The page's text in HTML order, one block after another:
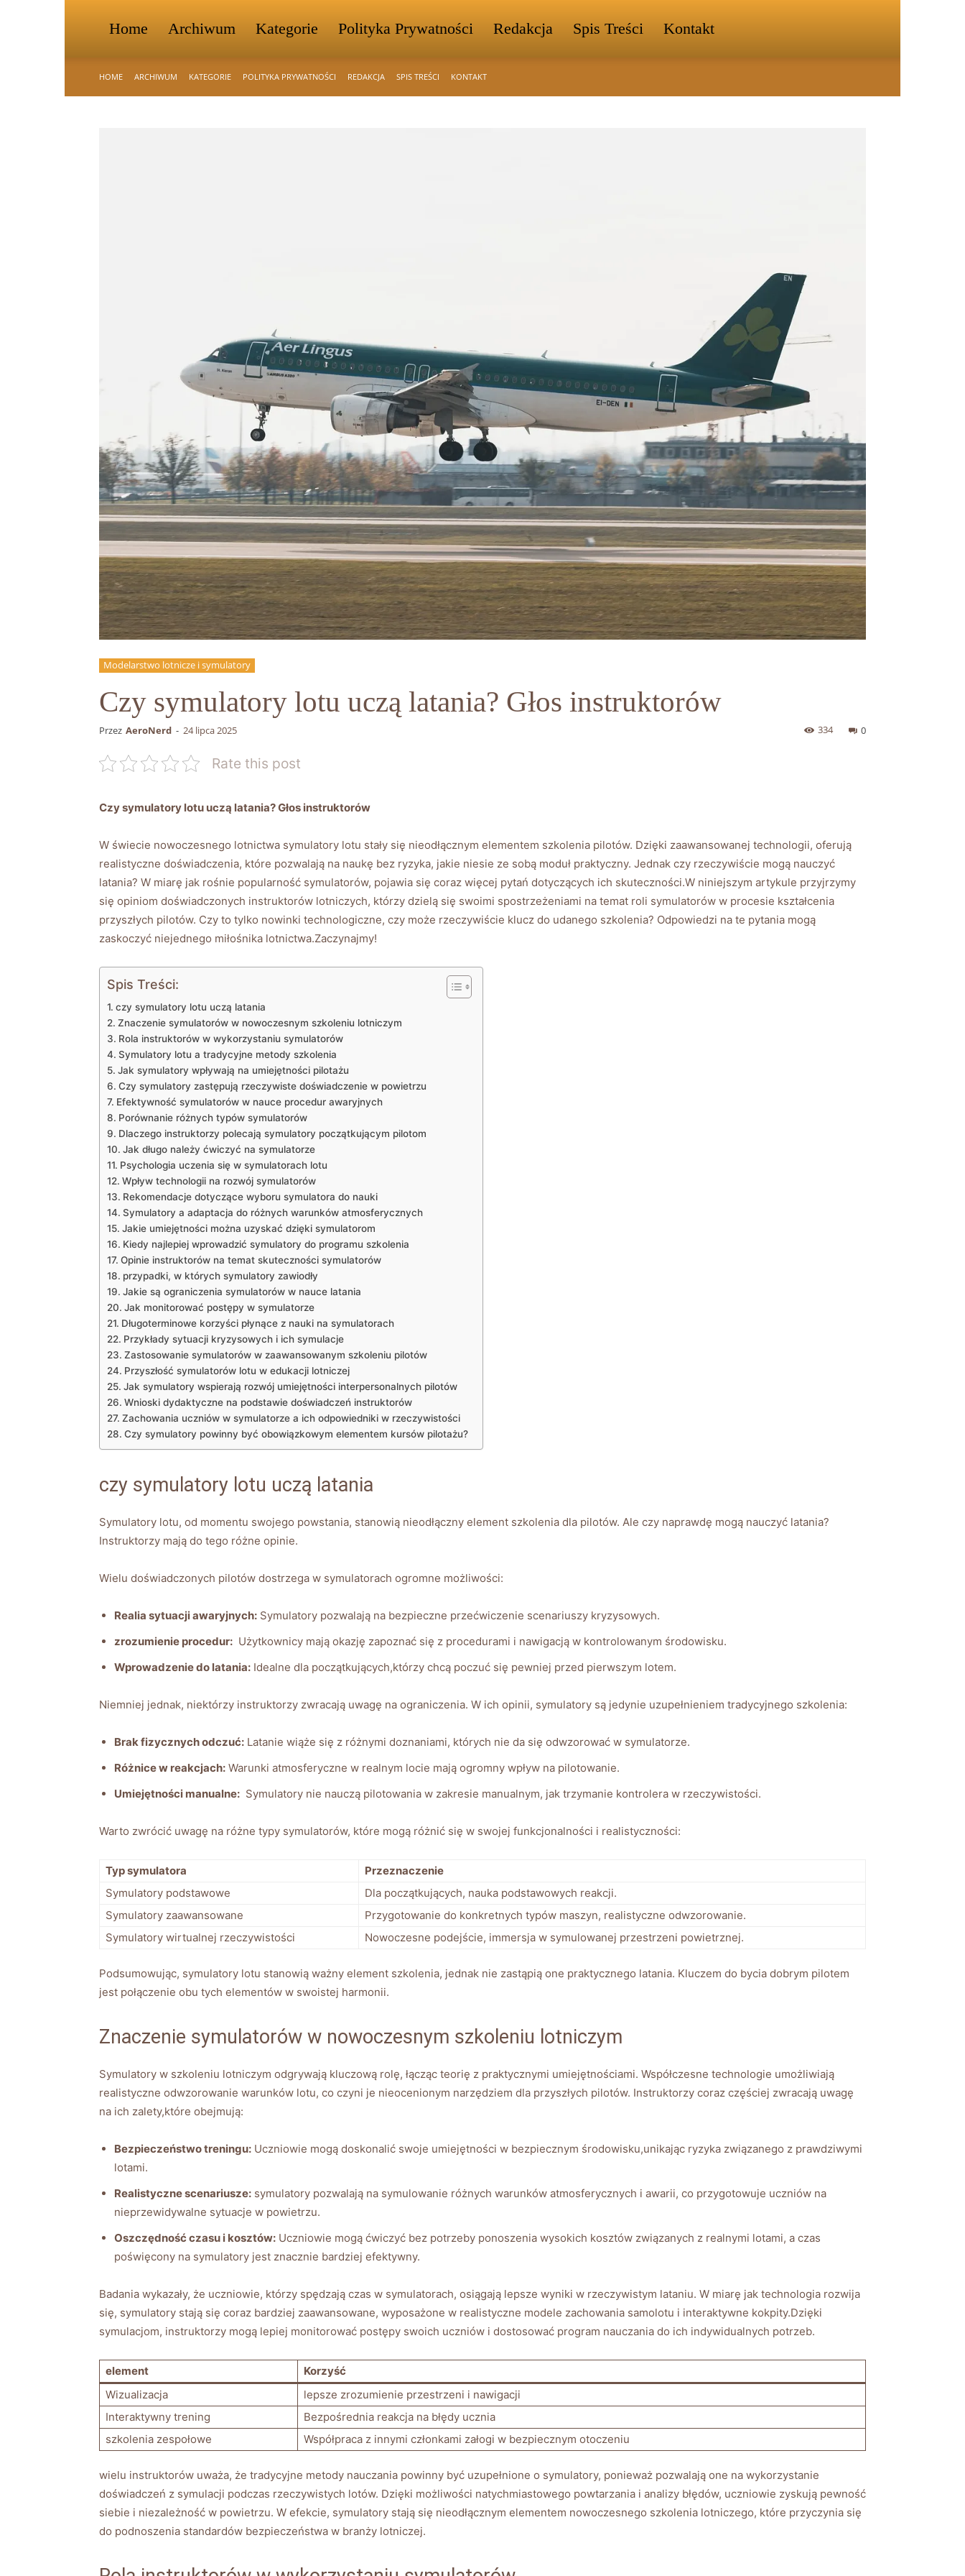
Home Archiwum Kategorie Polityka Prywatności Redakcja Spis Treści Kontakt
HOME ARCHIWUM KATEGORIE POLITYKA PRYWATNOŚCI REDAKCJA SPIS TREŚCI KONTAKT
Modelarstwo lotnicze i symulatory
Czy symulatory lotu uczą latania? Głos instruktorów
Przez AeroNerd - 24 lipca 2025 0
334
Rate this post
Czy symulatory lotu ‌uczą latania? Głos instruktorów
W świecie nowoczesnego ‌lotnictwa‌ symulatory ‍lotu⁣ stały się nieodłącznym elementem szkolenia ‌pilotów. Dzięki zaawansowanej technologii, oferują
realistyczne doświadczenia, ⁢które pozwalają na naukę ​bez ryzyka, ‌jakie niesie⁣ ze‍ sobą⁢ moduł praktyczny. Jednak czy rzeczywiście mogą nauczyć
latania? W‍ miarę jak rośnie ⁤popularność symulatorów, pojawia się coraz więcej⁢ pytań dotyczących ich⁤ skuteczności.W ⁣niniejszym‍ artykule ​przyjrzymy⁤
się ‌opiniom doświadczonych instruktorów lotniczych, którzy dzielą się swoimi spostrzeżeniami na temat ⁢roli symulatorów‍ w procesie​ kształcenia
przyszłych​ pilotów.‍ Czy⁣ to tylko nowinki ‍technologiczne,‍ czy może‌ rzeczywiście klucz ​do udanego szkolenia? Odpowiedzi na ⁢te pytania mogą‍
zaskoczyć niejednego miłośnika‍ lotnictwa.Zaczynajmy!
Spis Treści:
czy symulatory lotu uczą latania
Znaczenie symulatorów⁣ w ​nowoczesnym szkoleniu lotniczym
Rola instruktorów w wykorzystaniu symulatorów
Symulatory ⁤lotu a tradycyjne⁤ metody szkolenia
Jak ⁢symulatory wpływają na‌ umiejętności⁤ pilotażu
Czy symulatory‌ zastępują rzeczywiste doświadczenie w powietrzu
Efektywność symulatorów ​w nauce‌ procedur​ awaryjnych
Porównanie różnych typów symulatorów
Dlaczego instruktorzy polecają symulatory początkującym pilotom
Jak długo należy ćwiczyć na ⁤symulatorze
Psychologia uczenia się ‌w symulatorach lotu
Wpływ⁤ technologii na ⁤rozwój symulatorów
Rekomendacje dotyczące wyboru‍ symulatora⁢ do nauki
Symulatory a ⁤adaptacja do ⁣różnych warunków atmosferycznych
Jakie⁣ umiejętności ​można uzyskać dzięki⁣ symulatorom
Kiedy najlepiej wprowadzić symulatory do programu ‌szkolenia
Opinie ⁣instruktorów na temat skuteczności‌ symulatorów
przypadki, ‍w których symulatory zawiodły
Jakie⁢ są ograniczenia symulatorów w nauce latania
Jak monitorować‌ postępy​ w‍ symulatorze
Długoterminowe korzyści płynące z nauki na ‌symulatorach
Przykłady sytuacji​ kryzysowych⁢ i ich ⁢symulacje
Zastosowanie symulatorów w ⁢zaawansowanym szkoleniu pilotów
Przyszłość symulatorów ‌lotu w edukacji lotniczej
Jak symulatory wspierają rozwój umiejętności ⁢interpersonalnych pilotów
Wnioski⁢ dydaktyczne na podstawie doświadczeń instruktorów
Zachowania uczniów⁣ w symulatorze a ich odpowiedniki ‌w ⁣rzeczywistości
Czy symulatory powinny być obowiązkowym elementem kursów ⁢pilotażu?
czy symulatory lotu uczą latania
Symulatory lotu, od momentu ​swojego ⁣powstania, stanowią nieodłączny element szkolenia dla⁣ pilotów. ‌Ale czy naprawdę⁤ mogą nauczyć latania?
Instruktorzy mają‍ do tego różne opinie.
Wielu⁤ doświadczonych pilotów‍ dostrzega‍ w symulatorach ​ogromne ‌możliwości:
Realia sytuacji awaryjnych: Symulatory pozwalają na bezpieczne przećwiczenie scenariuszy kryzysowych.
zrozumienie‍ procedur: ​ Użytkownicy ​mają ⁢okazję ⁣zapoznać‌ się z procedurami i nawigacją w ​kontrolowanym środowisku.
Wprowadzenie do latania: ⁤Idealne⁢ dla początkujących,którzy⁢ chcą poczuć się ‌pewniej przed pierwszym ​lotem.
Niemniej jednak, niektórzy instruktorzy zwracają uwagę na ‌ograniczenia.‌ W ich opinii, symulatory ⁣są jedynie uzupełnieniem tradycyjnego szkolenia:
Brak ​fizycznych odczuć: Latanie wiąże⁣ się⁣ z różnymi ⁣doznaniami, których nie da​ się odwzorować w symulatorze.
Różnice w ​reakcjach: Warunki atmosferyczne w⁢ realnym locie ⁢mają ogromny wpływ na pilotowanie.
Umiejętności‌ manualne: ‍ Symulatory nie nauczą pilotowania w zakresie manualnym, jak trzymanie kontrolera w rzeczywistości.
Warto zwrócić uwagę na różne typy symulatorów,⁣ które mogą różnić​ się w swojej funkcjonalności i realistyczności:
Typ ⁢symulatora
Przeznaczenie
Symulatory podstawowe
Dla początkujących, nauka podstawowych ‍reakcji.
Symulatory zaawansowane
Przygotowanie do ⁢konkretnych typów maszyn, realistyczne odwzorowanie.
Symulatory wirtualnej ‍rzeczywistości
Nowoczesne podejście, immersja w‌ symulowanej przestrzeni powietrznej.
Podsumowując, symulatory lotu stanowią⁢ ważny element szkolenia, ‌jednak ⁤nie ⁤zastąpią one praktycznego latania.⁣ Kluczem​ do bycia ⁢dobrym pilotem
jest połączenie obu tych elementów ⁣w swoistej harmonii.
Znaczenie symulatorów⁣ w ​nowoczesnym szkoleniu lotniczym
Symulatory w szkoleniu lotniczym odgrywają kluczową rolę, łącząc teorię z praktycznymi ​umiejętnościami. Współczesne technologie ⁢umożliwiają‌
realistyczne odwzorowanie⁣ warunków ‌lotu, ​co ⁣czyni je nieocenionym narzędziem⁣ dla⁤ przyszłych ​pilotów. Instruktorzy coraz⁢ częściej zwracają uwagę
‍na ‍ich zalety,które obejmują:
Bezpieczeństwo ⁣treningu: Uczniowie mogą⁢ doskonalić swoje umiejętności w⁤ bezpiecznym środowisku,unikając ryzyka ‍związanego z‍ prawdziwymi
⁢lotami.
Realistyczne scenariusze: symulatory pozwalają na symulowanie‌ różnych ⁣warunków​ atmosferycznych i awarii, co przygotowuje uczniów na
‍nieprzewidywalne sytuacje w ​powietrzu.
Oszczędność‍ czasu i kosztów: Uczniowie⁤ mogą ćwiczyć bez potrzeby ponoszenia⁤ wysokich kosztów‌ związanych z⁢ realnymi​ lotami,‌ a ​czas
poświęcony na symulatory jest znacznie bardziej efektywny.
Badania wykazały, że uczniowie, którzy​ spędzają‍ czas w symulatorach,‍ osiągają lepsze ​wyniki ⁢w rzeczywistym lataniu. W miarę jak technologia rozwija‌
się, symulatory ⁣stają ⁤się coraz bardziej⁢ zaawansowane, wyposażone w⁣ realistyczne ‌modele zachowania samolotu i interaktywne kokpity.Dzięki
symulacjom, instruktorzy mogą lepiej monitorować postępy⁤ swoich uczniów i dostosować ‍program nauczania‌ do ich indywidualnych potrzeb.
element
Korzyść
Wizualizacja
lepsze zrozumienie przestrzeni‌ i nawigacji
Interaktywny trening
Bezpośrednia reakcja na ​błędy ucznia
szkolenia‍ zespołowe
Współpraca z innymi członkami załogi w ‌bezpiecznym otoczeniu
wielu instruktorów uważa, ⁣że ⁣tradycyjne metody ⁢nauczania‍ powinny być ​uzupełnione o symulatory, ponieważ ⁣pozwalają⁢ one‍ na wykorzystanie
⁤doświadczeń​ z symulacji podczas rzeczywistych‌ lotów. ⁣Dzięki możliwości natychmiastowego ⁣powtarzania i analizy błędów, uczniowie zyskują ⁤pewność
‍siebie i niezależność w powietrzu. W efekcie,⁣ symulatory⁣ stają ‍się nieodłącznym ‌elementem ​nowoczesnego‍ szkolenia ⁢lotniczego, które przyczynia się
do podnoszenia standardów bezpieczeństwa w branży lotniczej.